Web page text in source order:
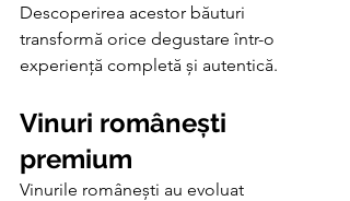
Descoperirea acestor băuturi
transformă orice degustare într-o
experiență completă și autentică.
Vinuri românești
premium
Vinurile românești au evoluat